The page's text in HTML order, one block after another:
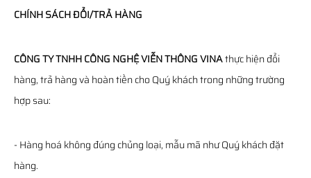
CHÍNH SÁCH ĐỔI/TRẢ HÀNG
CÔNG TY TNHH CÔNG NGHỆ VIỄN THÔNG VINAthực hiện đổi
hàng, trả hàng và hoàn tiền cho Quý khách trong những trường
hợp sau:
- Hàng hoá không đúng chủng loại, mẫu mã như Quý khách đặt
hàng.